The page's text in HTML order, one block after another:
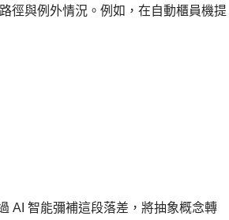
徑與例外情況。例如，在自動櫃員機提
AI 智能彌補這段落差，將抽象概念轉